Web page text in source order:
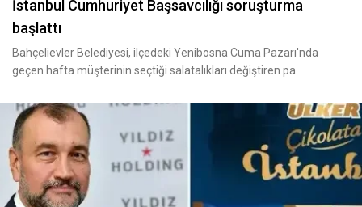
İstanbul Cumhuriyet Başsavcılığı soruşturma
başlattı
Bahçelievler Belediyesi, ilçedeki Yenibosna Cuma Pazarı'nda
geçen hafta müşterinin seçtiği salatalıkları değiştiren pa